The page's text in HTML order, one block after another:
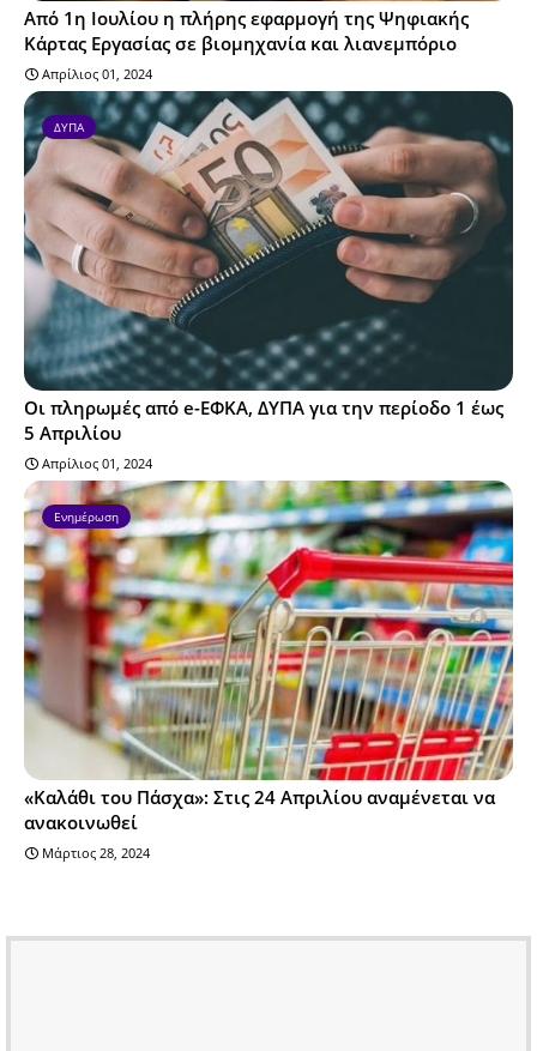
Από 1η Ιουλίου η πλήρης εφαρμογή της Ψηφιακής
Κάρτας Εργασίας σε βιομηχανία και λιανεμπόριο
Απρίλιος 01, 2024
ΔΥΠΑ
Οι πληρωμές από e-ΕΦΚΑ, ΔΥΠΑ για την περίοδο 1 έως
5 Απριλίου
Απρίλιος 01, 2024
Ενημέρωση
«Καλάθι του Πάσχα»: Στις 24 Απριλίου αναμένεται να
ανακοινωθεί
Μάρτιος 28, 2024